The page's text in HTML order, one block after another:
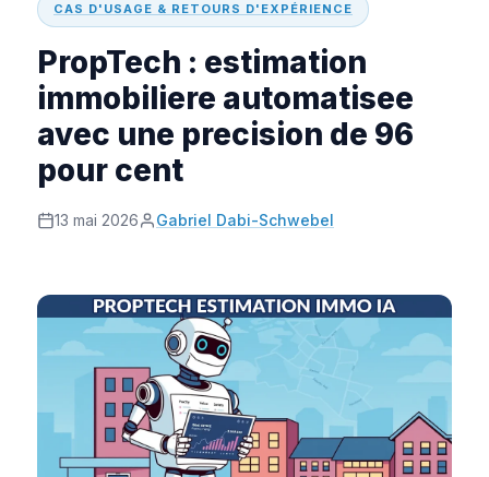
CAS D'USAGE & RETOURS D'EXPÉRIENCE
PropTech : estimation
immobiliere automatisee
avec une precision de 96
pour cent
13 mai 2026 Gabriel Dabi-Schwebel